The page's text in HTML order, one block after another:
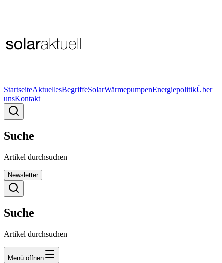
StartseiteAktuellesBegriffeSolarWärmepumpenEnergiepolitikÜber
unsKontakt
Suche
Artikel durchsuchen
Newsletter
Suche
Artikel durchsuchen
Menü öffnen